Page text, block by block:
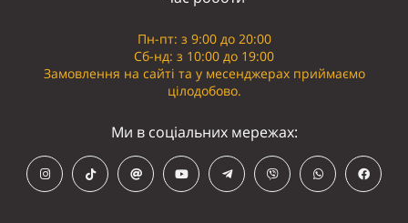
Пн-пт: з 9:00 до 20:00
Сб-нд: з 10:00 до 19:00
Замовлення на сайті та у месенджерах приймаємо
цілодобово.
Ми в соціальних мережах: